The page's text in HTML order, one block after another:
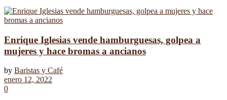
Enrique Iglesias vende hamburguesas, golpea a
mujeres y hace bromas a ancianos
by Baristas y Café
enero 12, 2022
0